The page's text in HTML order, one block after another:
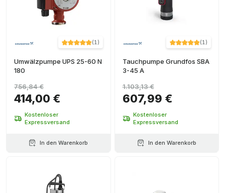
(1)
Umwälzpumpe UPS 25-60 N
180
414,00 €
756,84 €
Kostenloser
Expressversand
In den Warenkorb
(1)
Tauchpumpe Grundfos SBA
3-45 A
607,99 €
1.103,13 €
Kostenloser
Expressversand
In den Warenkorb